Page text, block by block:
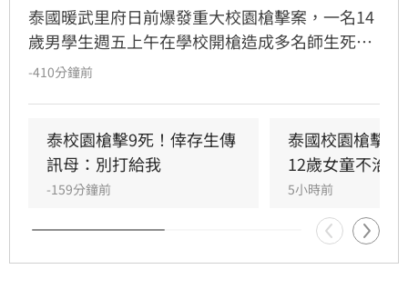
泰國暖武里府日前爆發重大校園槍擊案，一名14
歲男學生週五上午在學校開槍造成多名師生死
傷，之後舉槍自盡，且嫌犯被懷疑案發前已在家
生後，泰國總理阿努廷（Anutin Charnvirakul）
隨即承諾推動新的槍枝管制法律，未來擬限制一
般民眾攜帶槍枝，僅允許執勤中的政府官員持
-410分鐘前
泰校園槍擊9死！倖存生傳
訊母：別打給我
-159分鐘前
泰國校園槍擊
12歲女童不治
5小時前